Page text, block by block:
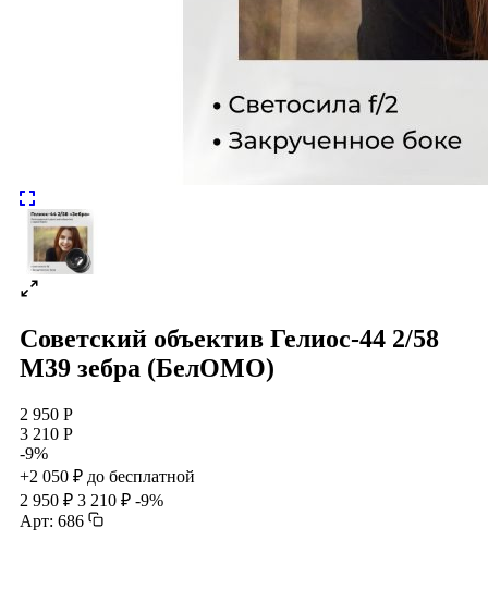
Советский объектив Гелиос-44 2/58
М39 зебра (БелОМО)
2 950 Р
3 210 Р
-9%
+2 050 ₽ до бесплатной
2 950 ₽ 3 210 ₽ -9%
Арт: 686